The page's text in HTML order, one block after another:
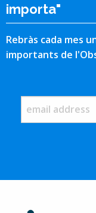
importa"
Rebràs cada mes
importants de